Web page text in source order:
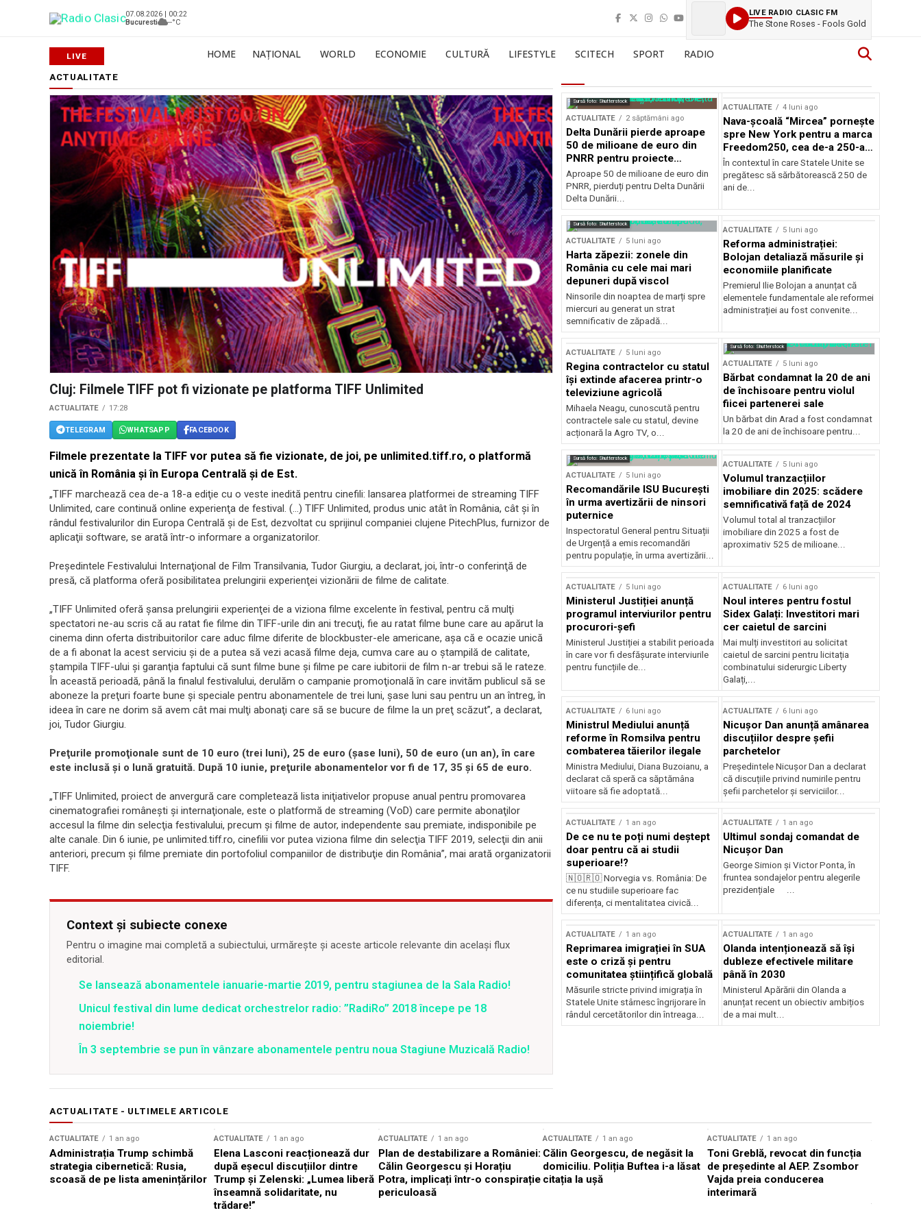
07.08.2026 | 00:22
Bucuresti
--°C
LIVE RADIO CLASIC FM
The Stone Roses - Fools Gold
HOME NAȚIONAL WORLD ECONOMIE CULTURĂ LIFESTYLE SCITECH SPORT RADIO
ACTUALITATE
Cluj: Filmele TIFF pot fi vizionate pe platforma TIFF Unlimited
ACTUALITATE 17:28
TELEGRAM WHATSAPP FACEBOOK
Filmele prezentate la TIFF vor putea să fie vizionate, de joi, pe unlimited.tiff.ro, o platformă
unică în România şi în Europa Centrală şi de Est.
„TIFF marchează cea de-a 18-a ediţie cu o veste inedită pentru cinefili: lansarea platformei de streaming TIFF
Unlimited, care continuă online experienţa de festival. (…) TIFF Unlimited, produs unic atât în România, cât şi în
rândul festivalurilor din Europa Centrală şi de Est, dezvoltat cu sprijinul companiei clujene PitechPlus, furnizor de
aplicaţii software, se arată într-o informare a organizatorilor.
Preşedintele Festivalului Internaţional de Film Transilvania, Tudor Giurgiu, a declarat, joi, într-o conferinţă de
presă, că platforma oferă posibilitatea prelungirii experienţei vizionării de filme de calitate.
„TIFF Unlimited oferă şansa prelungirii experienţei de a viziona filme excelente în festival, pentru că mulţi
spectatori ne-au scris că au ratat fie filme din TIFF-urile din ani trecuţi, fie au ratat filme bune care au apărut la
cinema dinn oferta distribuitorilor care aduc filme diferite de blockbuster-ele americane, aşa că e ocazie unică
de a fi abonat la acest serviciu şi de a putea să vezi acasă filme deja, cumva care au o ştampilă de calitate,
ştampila TIFF-ului şi garanţia faptului că sunt filme bune şi filme pe care iubitorii de film n-ar trebui să le rateze.
În această perioadă, până la finalul festivalului, derulăm o campanie promoţională în care invităm publicul să se
aboneze la preţuri foarte bune şi speciale pentru abonamentele de trei luni, şase luni sau pentru un an întreg, în
ideea în care ne dorim să avem cât mai mulţi abonaţi care să se bucure de filme la un preţ scăzut”, a declarat,
joi, Tudor Giurgiu.
Preţurile promoţionale sunt de 10 euro (trei luni), 25 de euro (şase luni), 50 de euro (un an), în care
este inclusă şi o lună gratuită. După 10 iunie, preţurile abonamentelor vor fi de 17, 35 şi 65 de euro.
„TIFF Unlimited, proiect de anvergură care completează lista iniţiativelor propuse anual pentru promovarea
cinematografiei româneşti şi internaţionale, este o platformă de streaming (VoD) care permite abonaţilor
accesul la filme din selecţia festivalului, precum şi filme de autor, independente sau premiate, indisponibile pe
alte canale. Din 6 iunie, pe unlimited.tiff.ro, cinefilii vor putea viziona filme din selecţia TIFF 2019, selecţii din anii
anteriori, precum şi filme premiate din portofoliul companiilor de distribuţie din România”, mai arată organizatorii
TIFF.
Context și subiecte conexe
Pentru o imagine mai completă a subiectului, urmărește și aceste articole relevante din același flux
editorial.
Se lansează abonamentele ianuarie-martie 2019, pentru stagiunea de la Sala Radio!
Unicul festival din lume dedicat orchestrelor radio: ”RadiRo” 2018 începe pe 18
noiembrie!
În 3 septembrie se pun în vânzare abonamentele pentru noua Stagiune Muzicală Radio!
Sursă foto: Shutterstock
ACTUALITATE 2 săptămâni ago
Delta Dunării pierde aproape
50 de milioane de euro din
PNRR pentru proiecte
esențiale
Aproape 50 de milioane de euro din
PNRR, pierduți pentru Delta Dunării
Delta Dunării...
ACTUALITATE 4 luni ago
Nava-școală “Mircea” pornește
spre New York pentru a marca
Freedom250, cea de-a 250-a
aniversare a Statelor Unite
În contextul în care Statele Unite se
pregătesc să sărbătorească 250 de
ani de...
Sursă foto: Shutterstock
ACTUALITATE 5 luni ago
Harta zăpezii: zonele din
România cu cele mai mari
depuneri după viscol
Ninsorile din noaptea de marți spre
miercuri au generat un strat
semnificativ de zăpadă...
ACTUALITATE 5 luni ago
Reforma administrației:
Bolojan detaliază măsurile și
economiile planificate
Premierul Ilie Bolojan a anunțat că
elementele fundamentale ale reformei
administrației au fost convenite...
ACTUALITATE 5 luni ago
Regina contractelor cu statul
își extinde afacerea printr-o
televiziune agricolă
Mihaela Neagu, cunoscută pentru
contractele sale cu statul, devine
acționară la Agro TV, o...
Sursă foto: Shutterstock
ACTUALITATE 5 luni ago
Bărbat condamnat la 20 de ani
de închisoare pentru violul
fiicei partenerei sale
Un bărbat din Arad a fost condamnat
la 20 de ani de închisoare pentru...
Sursă foto: Shutterstock
ACTUALITATE 5 luni ago
Recomandările ISU București
în urma avertizării de ninsori
puternice
Inspectoratul General pentru Situații
de Urgență a emis recomandări
pentru populație, în urma avertizării...
ACTUALITATE 5 luni ago
Volumul tranzacțiilor
imobiliare din 2025: scădere
semnificativă față de 2024
Volumul total al tranzacțiilor
imobiliare din 2025 a fost de
aproximativ 525 de milioane...
ACTUALITATE 5 luni ago
Ministerul Justiției anunță
programul interviurilor pentru
procurori-șefi
Ministerul Justiției a stabilit perioada
în care vor fi desfășurate interviurile
pentru funcțiile de...
ACTUALITATE 6 luni ago
Noul interes pentru fostul
Sidex Galați: Investitori mari
cer caietul de sarcini
Mai mulți investitori au solicitat
caietul de sarcini pentru licitația
combinatului siderurgic Liberty
Galați,...
ACTUALITATE 6 luni ago
Ministrul Mediului anunță
reforme în Romsilva pentru
combaterea tăierilor ilegale
Ministra Mediului, Diana Buzoianu, a
declarat că speră ca săptămâna
viitoare să fie adoptată...
ACTUALITATE 6 luni ago
Nicușor Dan anunță amânarea
discuțiilor despre șefii
parchetelor
Președintele Nicușor Dan a declarat
că discuțiile privind numirile pentru
șefii parchetelor și serviciilor...
ACTUALITATE 1 an ago
De ce nu te poți numi deștept
doar pentru că ai studii
superioare!?
🇳🇴🇷🇴 Norvegia vs. România: De
ce nu studiile superioare fac
diferența, ci mentalitatea civică...
ACTUALITATE 1 an ago
Ultimul sondaj comandat de
Nicușor Dan
George Simion și Victor Ponta, în
fruntea sondajelor pentru alegerile
prezidențiale ...
ACTUALITATE 1 an ago
Reprimarea imigrației în SUA
este o criză și pentru
comunitatea științifică globală
Măsurile stricte privind imigrația în
Statele Unite stârnesc îngrijorare în
rândul cercetătorilor din întreaga...
ACTUALITATE 1 an ago
Olanda intenționează să își
dubleze efectivele militare
până în 2030
Ministerul Apărării din Olanda a
anunțat recent un obiectiv ambițios
de a mai mult...
ACTUALITATE - ULTIMELE ARTICOLE
ACTUALITATE 1 an ago
Administrația Trump schimbă
strategia cibernetică: Rusia,
scoasă de pe lista amenințărilor
ACTUALITATE 1 an ago
Elena Lasconi reacționează dur
după eșecul discuțiilor dintre
Trump și Zelenski: „Lumea liberă
înseamnă solidaritate, nu
trădare!”
ACTUALITATE 1 an ago
Plan de destabilizare a României:
Călin Georgescu și Horațiu
Potra, implicați într-o conspirație
periculoasă
ACTUALITATE 1 an ago
Călin Georgescu, de negăsit la
domiciliu. Poliția Buftea i-a lăsat
citația la ușă
ACTUALITATE 1 an ago
Toni Greblă, revocat din funcția
de președinte al AEP. Zsombor
Vajda preia conducerea
interimară